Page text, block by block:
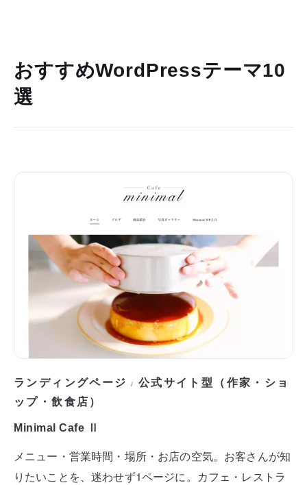
おすすめWordPressテーマ10
選
ランディングページ / 公式サイト型（作家・ショ
ップ・飲食店）
Minimal Cafe Ⅱ
メニュー・営業時間・場所・お店の空気。お客さんが知
りたいことを、迷わせず1ページに。カフェ・レストラ